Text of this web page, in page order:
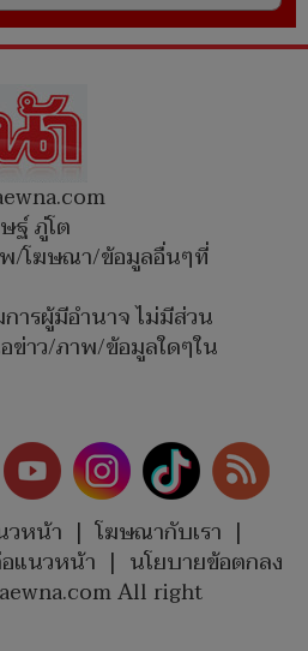
ฐ์ ภู่โต
/โฆษณา/ข้อมูลอื่นๆที่
ารผู้มีอำนาจ ไม่มีส่วน
ข่าว/ภาพ/ข้อมูลใดๆใน
วหน้า | โฆษณากับเรา |
แนวหน้า | นโยบายข้อตกลง
All right